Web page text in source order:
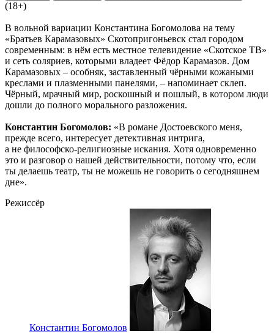
(18+)
В вольной вариации Константина Богомолова на тему
«Братьев Карамазовых» Скотопригоньевск стал городом
современным: в нём есть местное телевидение «Скотское ТВ»
и сеть соляриев, которыми владеет Фёдор Карамазов. Дом
Карамазовых – особняк, заставленный чёрными кожаными
креслами и плазменными панелями, – напоминает склеп.
Чёрный, мрачный мир, роскошный и пошлый, в котором люди
дошли до полного морального разложения.
Константин Богомолов: «В романе Достоевского меня,
прежде всего, интересует детективная интрига,
а не философско-религиозные искания. Хотя одновременно
это и разговор о нашей действительности, потому что, если
ты делаешь театр, ты не можешь не говорить о сегодняшнем
дне».
Режиссёр
Константин Богомолов